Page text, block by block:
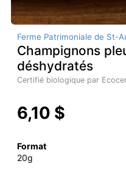
Ferme Patrimoniale de St-
Champignons
déshydratés
Certifié biologique par
6,10 $
Format
20g